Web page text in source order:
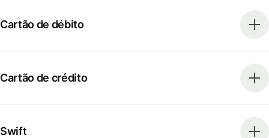
Cartão de débito
Cartão de crédito
Swift